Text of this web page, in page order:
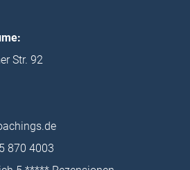
Str. 92
870 4003